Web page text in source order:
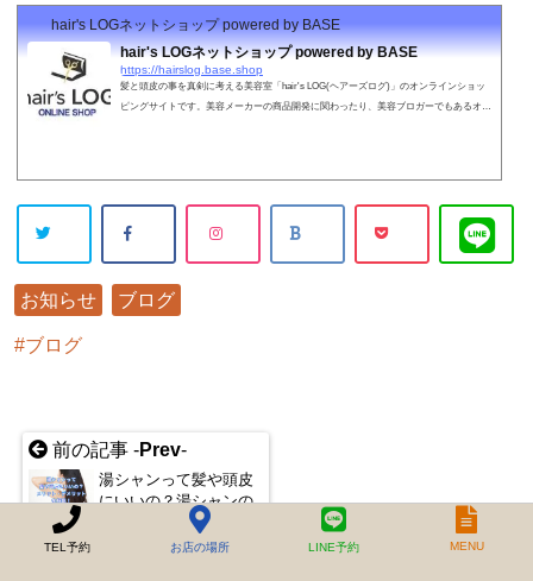
hair's LOGネットショップ powered by BASE
hair's LOGネットショップ powered by BASE
https://hairslog.base.shop
髪と頭皮の事を真剣に考える美容室「hair's LOG(ヘアーズログ)」のオンラインショッ
ピングサイトです。美容メーカーの商品開発に関わったり、美容ブロガーでもあるオー
お知らせ ブログ
ブログ
前の記事 -Prev-
湯シャンって髪や頭皮
にいいの？湯シャンの
メリット・デメリット
TEL予約 お店の場所 LINE予約 MENU